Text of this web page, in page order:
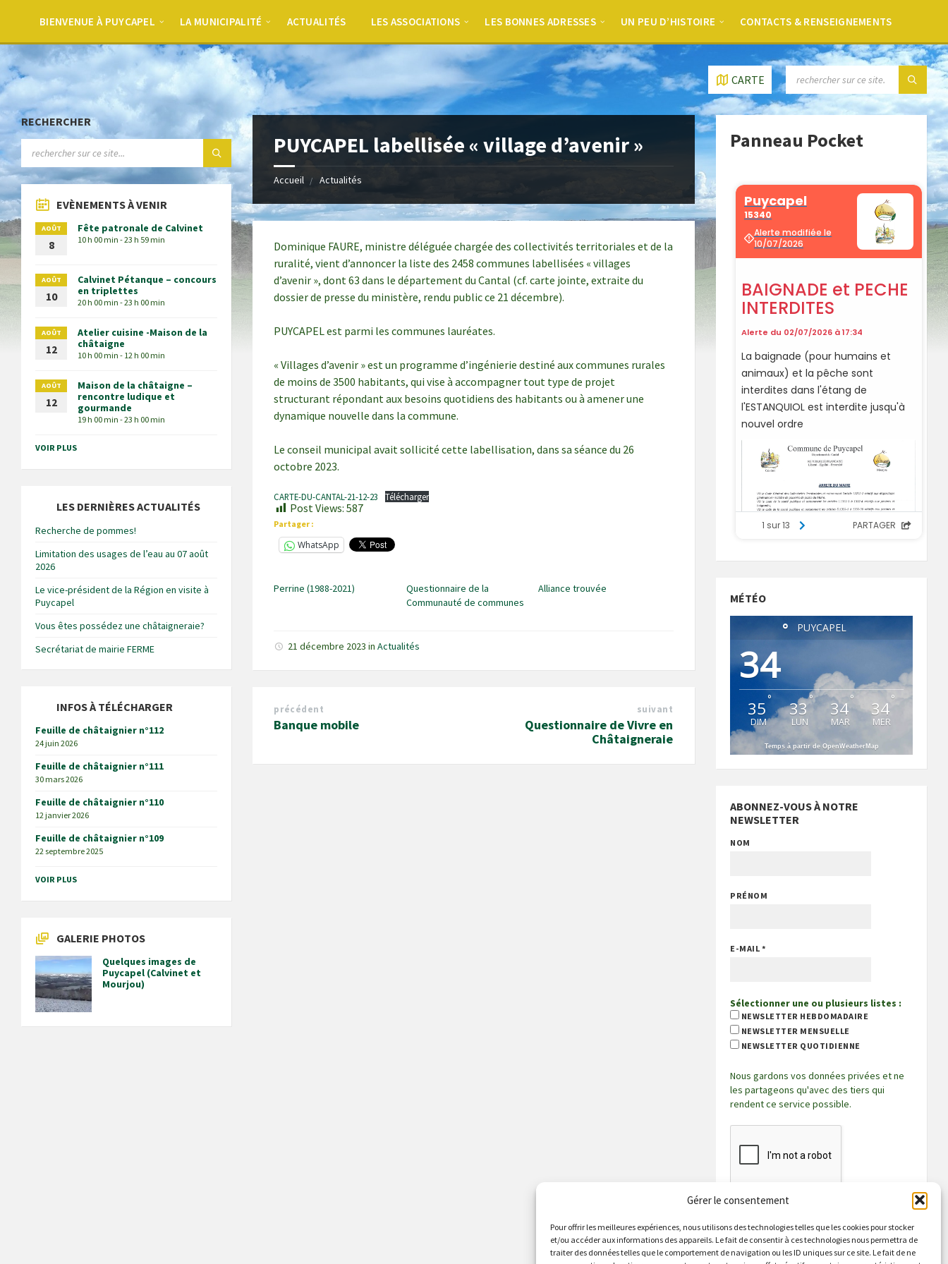
Gérer le consentement
Pour offrir les meilleures expériences, nous utilisons des technologies telles que les cookies pour stocker
et/ou accéder aux informations des appareils. Le fait de consentir à ces technologies nous permettra de
traiter des données telles que le comportement de navigation ou les ID uniques sur ce site. Le fait de ne
BIENVENUE À PUYCAPEL LA MUNICIPALITÉ ACTUALITÉS LES ASSOCIATIONS LES BONNES ADRESSES UN PEU D’HISTOIRE CONTACTS & RENSEIGNEMENTS
CARTE
PUYCAPEL labellisée « village d’avenir »
Accueil Actualités
Dominique FAURE, ministre déléguée chargée des collectivités territoriales et de la
ruralité, vient d’annoncer la liste des 2458 communes labellisées « villages
d’avenir », dont 63 dans le département du Cantal (cf. carte jointe, extraite du
dossier de presse du ministère, rendu public ce 21 décembre).
PUYCAPEL est parmi les communes lauréates.
« Villages d’avenir » est un programme d’ingénierie destiné aux communes rurales
de moins de 3500 habitants, qui vise à accompagner tout type de projet
structurant répondant aux besoins quotidiens des habitants ou à amener une
dynamique nouvelle dans la commune.
Le conseil municipal avait sollicité cette labellisation, dans sa séance du 26
octobre 2023.
CARTE-DU-CANTAL-21-12-23 Télécharger
Post Views: 587
Partager :
WhatsApp
Perrine (1988-2021)
Questionnaire de la
Communauté de communes
Alliance trouvée
21 décembre 2023inActualités
précédent
Banque mobile
suivant
Questionnaire de Vivre en
Châtaigneraie
RECHERCHER
EVÈNEMENTS À VENIR
AOÛT
8
Fête patronale de Calvinet
10 h 00 min - 23 h 59 min
AOÛT
10
Calvinet Pétanque – concours
en triplettes
20 h 00 min - 23 h 00 min
AOÛT
12
Atelier cuisine -Maison de la
châtaigne
10 h 00 min - 12 h 00 min
AOÛT
12
Maison de la châtaigne –
rencontre ludique et
gourmande
19 h 00 min - 23 h 00 min
VOIR PLUS
LES DERNIÈRES ACTUALITÉS
Recherche de pommes!
Limitation des usages de l’eau au 07 août
2026
Le vice-président de la Région en visite à
Puycapel
Vous êtes possédez une châtaigneraie?
Secrétariat de mairie FERME
INFOS À TÉLÉCHARGER
Feuille de châtaignier n°112
24 juin 2026
Feuille de châtaignier n°111
30 mars 2026
Feuille de châtaignier n°110
12 janvier 2026
Feuille de châtaignier n°109
22 septembre 2025
VOIR PLUS
GALERIE PHOTOS
Quelques images de
Puycapel (Calvinet et
Mourjou)
Panneau Pocket
MÉTÉO
PUYCAPEL
34
°
35°
DIM
33°
LUN
34°
MAR
34°
MER
Temps à partir de OpenWeatherMap
ABONNEZ-VOUS À NOTRE
NEWSLETTER
NOM
PRÉNOM
E-MAIL *
Sélectionner une ou plusieurs listes :
NEWSLETTER HEBDOMADAIRE
NEWSLETTER MENSUELLE
NEWSLETTER QUOTIDIENNE
Nous gardons vos données privées et ne
les partageons qu'avec des tiers qui
rendent ce service possible.